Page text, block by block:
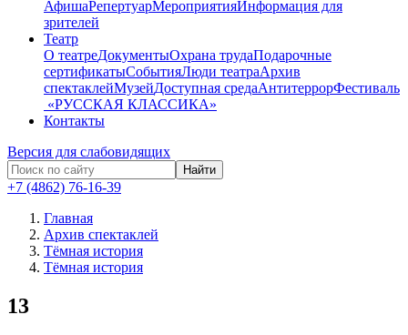
АфишаРепертуарМероприятияИнформация для
зрителей
Театр
О театреДокументыОхрана трудаПодарочные
сертификатыСобытияЛюди театраАрхив
спектаклейМузейДоступная средаАнтитеррорФестиваль
​ «РУССКАЯ КЛАССИКА»
Контакты
Версия для слабовидящих
Найти
+7 (4862) 76-16-39
Главная
Архив спектаклей
Тёмная история
Тёмная история
13